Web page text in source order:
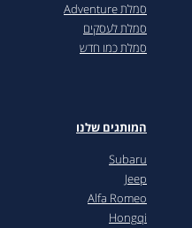
סמלת Adventure
סמלת לעסקים
סמלת כמו חדש
המותגים שלנו
Subaru
Jeep
Alfa Romeo
Hongqi